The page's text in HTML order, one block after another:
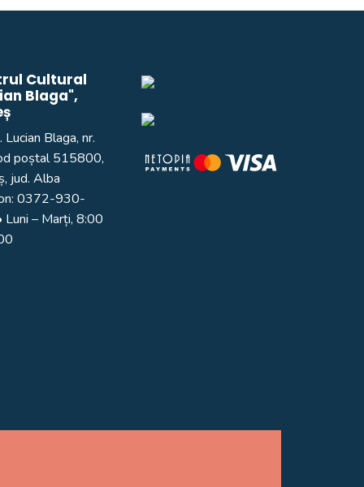
Cultural
Blaga",
Lucian Blaga, nr.
poștal 515800,
jud. Alba
0372-930-
Luni – Marți, 8:00